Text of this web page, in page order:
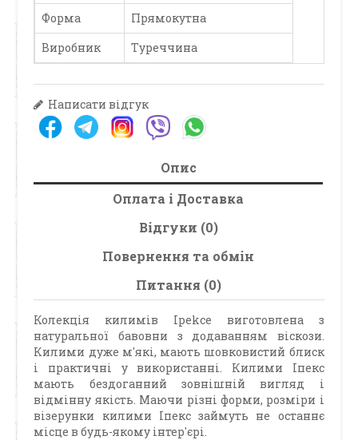
Форма
Прямокутна
Виробник
Туреччина
Написати відгук
Опис
Оплата і Доставка
Відгуки (0)
Повернення та обмін
Питання (0)
Колекція килимів Ipekce виготовлена з
натуральної бавовни з додаванням віскози.
Килими дуже м'які, мають шовковистий блиск
і практичні у використанні. Килими Іпекс
мають бездоганний зовнішній вигляд і
відмінну якість. Маючи різні форми, розміри і
візерунки килими Іпекс займуть не останнє
місце в будь-якому інтер'єрі.